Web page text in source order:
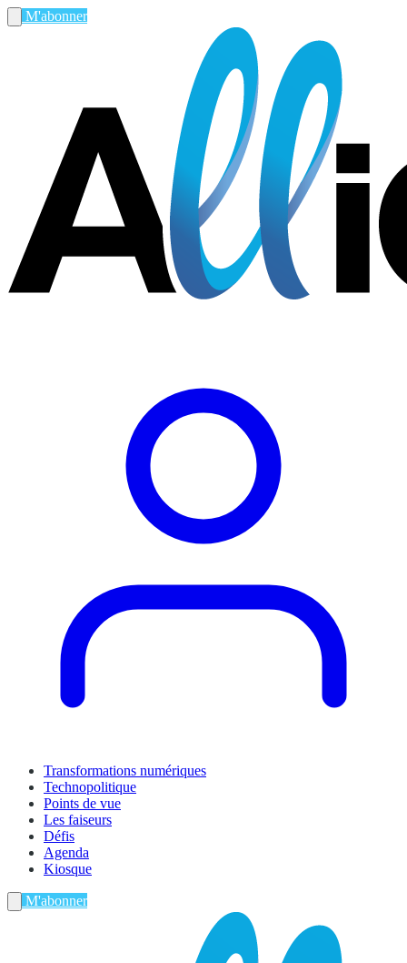
M'abonner
Transformations numériques
Technopolitique
Points de vue
Les faiseurs
Défis
Agenda
Kiosque
M'abonner